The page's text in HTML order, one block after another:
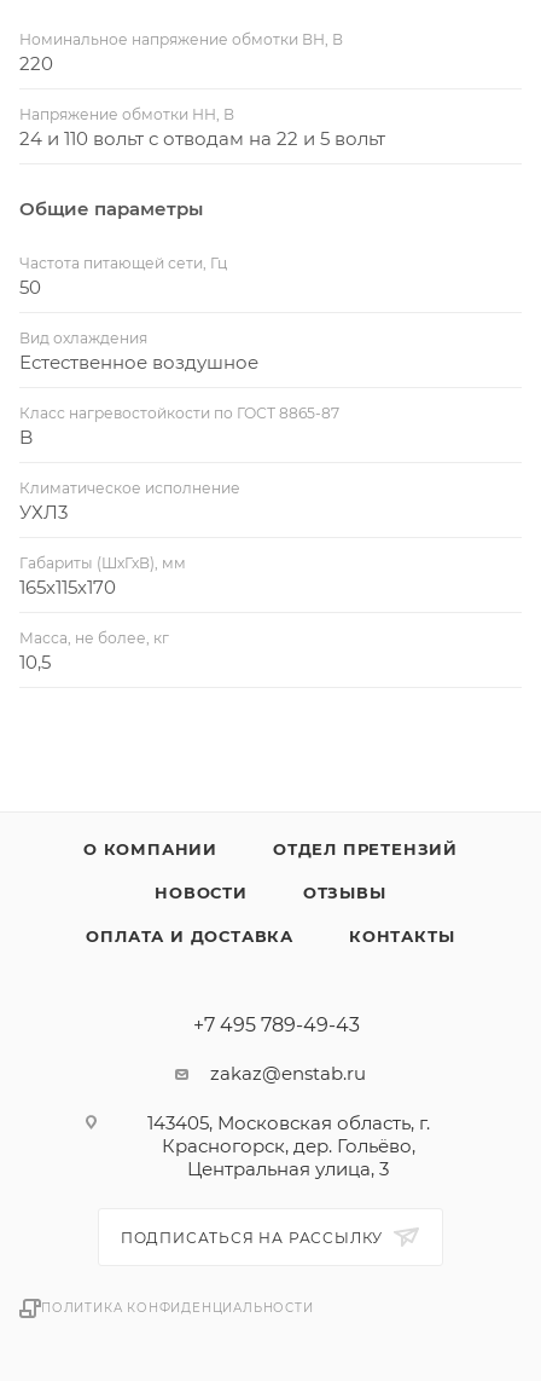
Номинальное напряжение обмотки ВН, В
220
Напряжение обмотки НН, В
24 и 110 вольт с отводам на 22 и 5 вольт
Общие параметры
Частота питающей сети, Гц
50
Вид охлаждения
Естественное воздушное
Класс нагревостойкости по ГОСТ 8865-87
B
Климатическое исполнение
УХЛ3
Габариты (ШхГхВ), мм
165х115х170
Масса, не более, кг
10,5
О КОМПАНИИ ОТДЕЛ ПРЕТЕНЗИЙ
НОВОСТИ ОТЗЫВЫ
ОПЛАТА И ДОСТАВКА КОНТАКТЫ
+7 495 789-49-43
zakaz@enstab.ru
143405, Московская область, г.
Красногорск, дер. Гольёво,
Центральная улица, 3
ПОДПИСАТЬСЯ НА РАССЫЛКУ
ПОЛИТИКА КОНФИДЕНЦИАЛЬНОСТИ